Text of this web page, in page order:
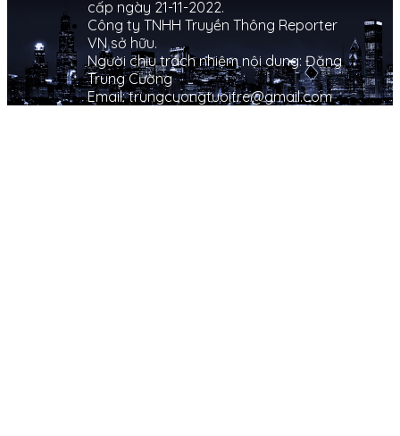
cấp ngày 21-11-2022.
Công ty TNHH Truyền Thông Reporter
VN sở hữu.
Người chịu trách nhiệm nội dung: Đặng
Trung Cường
Email: trungcuongtuoitre@gmail.com